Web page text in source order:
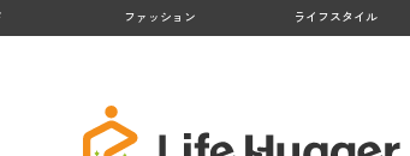
ファッション ライフスタイル